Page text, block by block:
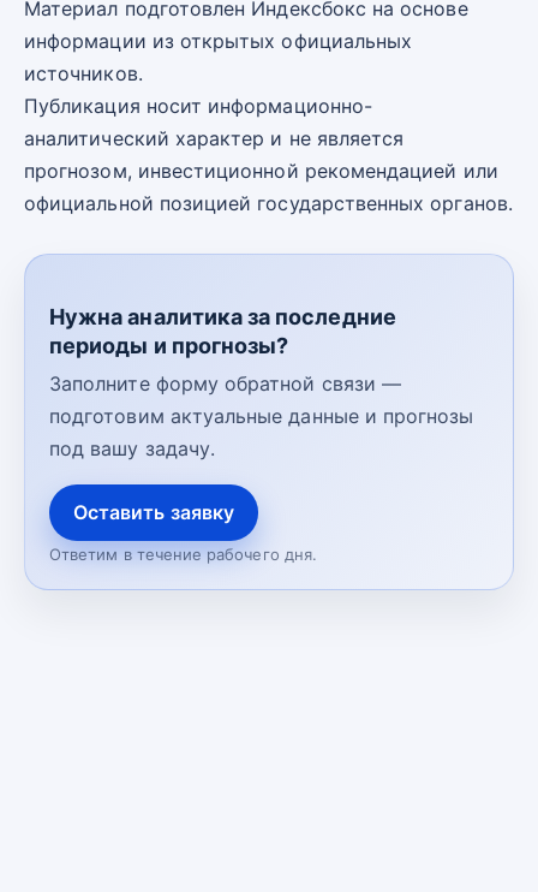
Материал подготовлен Индексбокс на основе
информации из открытых официальных
источников.
Публикация носит информационно-
аналитический характер и не является
прогнозом, инвестиционной рекомендацией или
официальной позицией государственных органов.
Нужна аналитика за последние
периоды и прогнозы?
Заполните форму обратной связи —
подготовим актуальные данные и прогнозы
под вашу задачу.
Оставить заявку
Ответим в течение рабочего дня.